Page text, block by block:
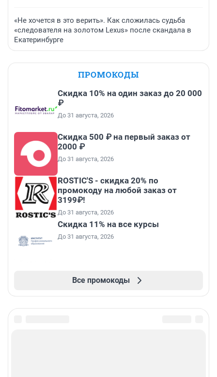
«Не хочется в это верить». Как сложилась судьба
«следователя на золотом Lexus» после скандала в
Екатеринбурге
ПРОМОКОДЫ
Скидка 10% на один заказ до 20 000
₽
До 31 августа, 2026
Скидка 500 ₽ на первый заказ от
2000 ₽
До 31 августа, 2026
ROSTIC'S - скидка 20% по
промокоду на любой заказ от
3199₽!
До 31 августа, 2026
Скидка 11% на все курсы
До 31 августа, 2026
Все промокоды